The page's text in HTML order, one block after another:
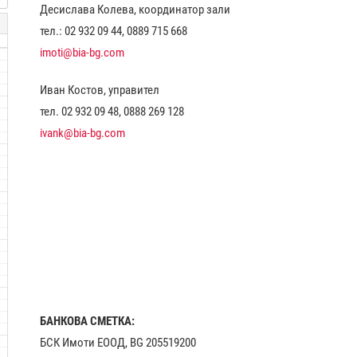
Десислава Колева, координатор зали
тел.: 02 932 09 44, 0889 715 668
imoti@bia-bg.com
Иван Костов, управител
тел. 02 932 09 48, 0888 269 128
ivank@bia-bg.com
БАНКОВА СМЕТКА:
БСК Имоти ЕООД, BG 205519200